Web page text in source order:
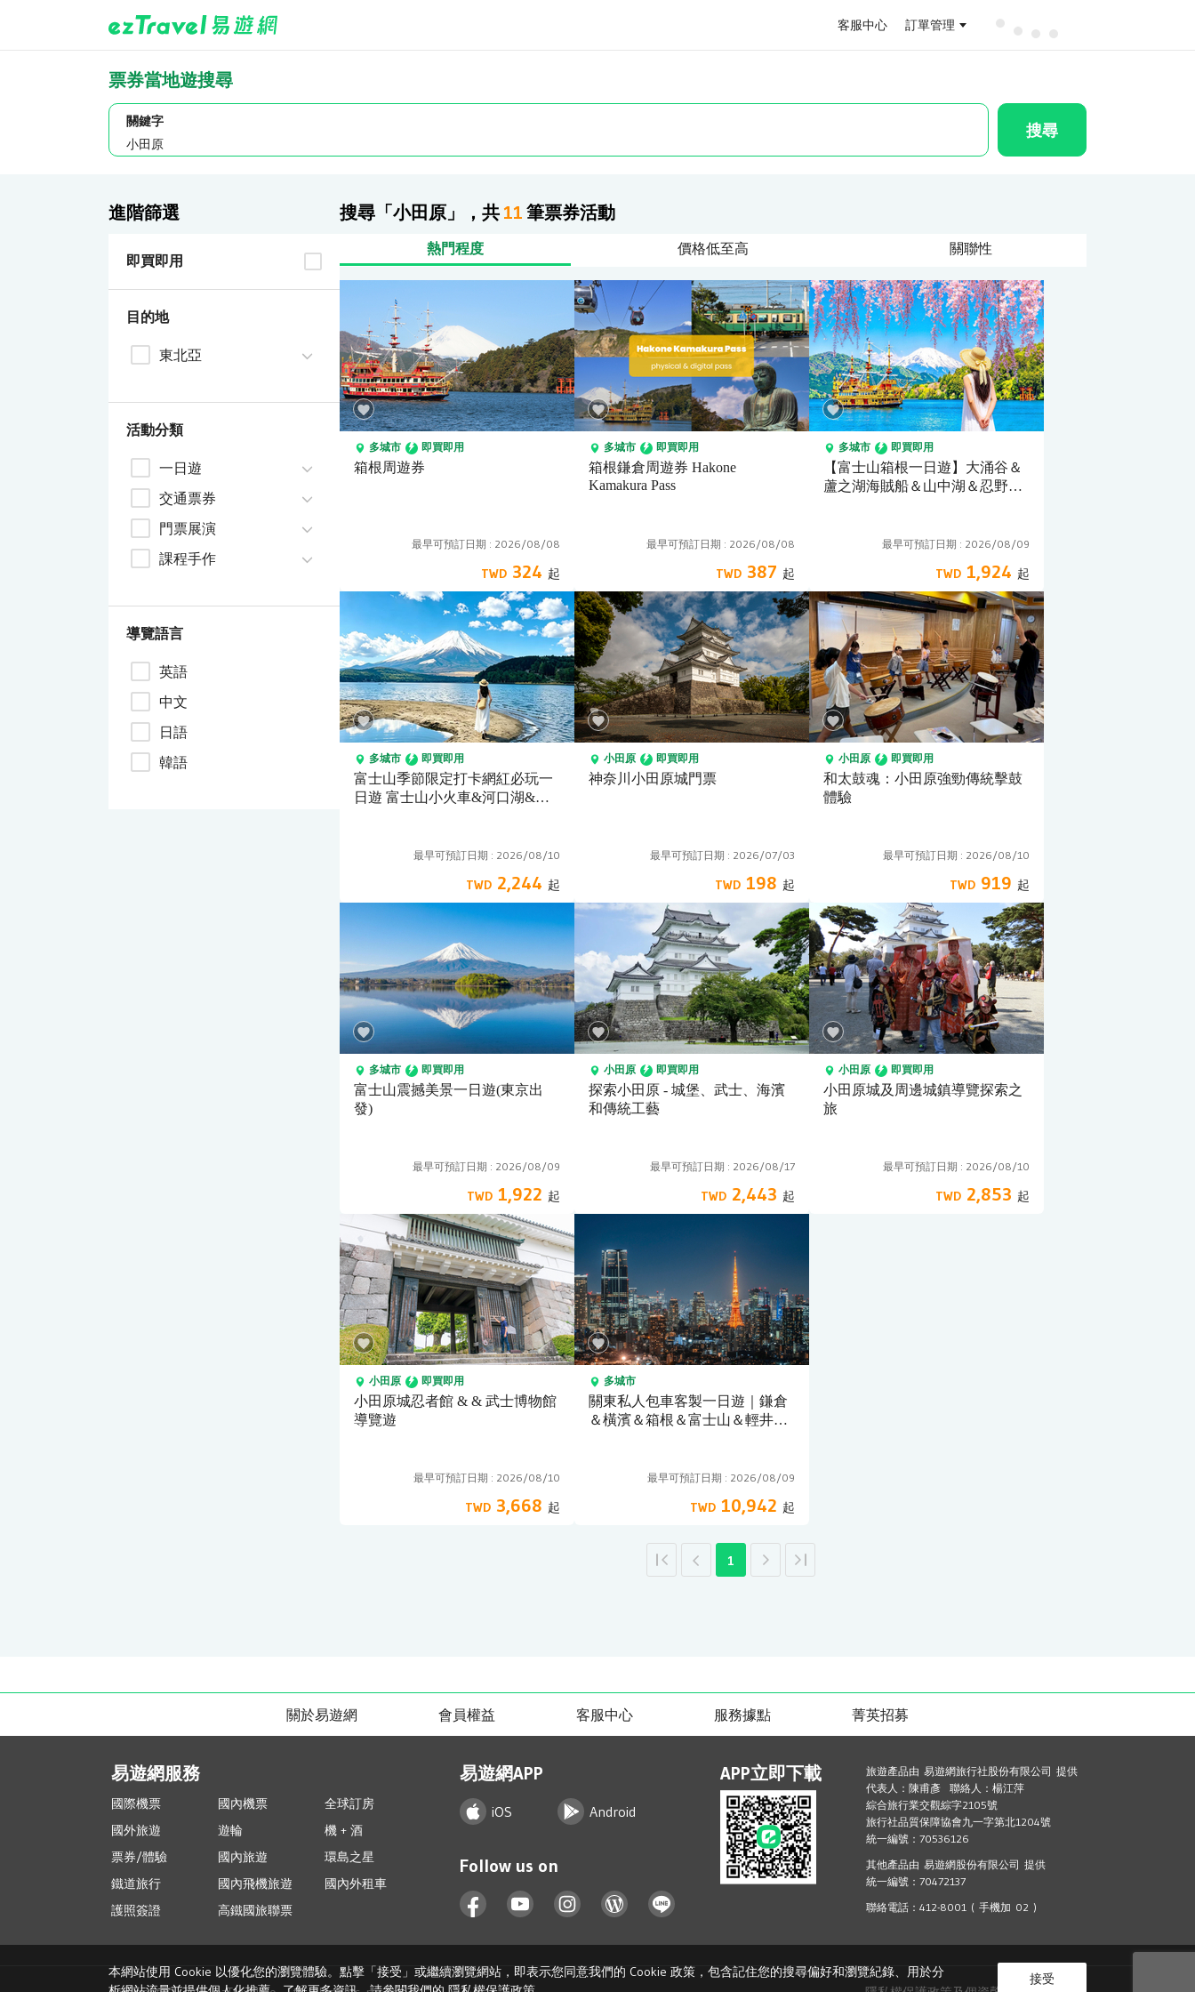
客服中心 訂單管理
票券當地遊搜尋
關鍵字 搜尋
進階篩選
即買即用
目的地
東北亞
活動分類
一日遊
交通票券
門票展演
課程手作
導覽語言
英語
中文
日語
韓語
搜尋「小田原」，共11 筆票券活動
熱門程度 價格低至高 關聯性
多城市 即買即用
箱根周遊券
最早可預訂日期 : 2026/08/08
324
多城市 即買即用
箱根鎌倉周遊券 Hakone
Kamakura Pass
最早可預訂日期 : 2026/08/08
387
多城市 即買即用
【富士山箱根一日遊】大涌谷＆
蘆之湖海賊船＆山中湖＆忍野八
最早可預訂日期 : 2026/08/09
1,924
多城市 即買即用
富士山季節限定打卡網紅必玩一
日遊 富士山小火車&河口湖&新
最早可預訂日期 : 2026/08/10
2,244
小田原 即買即用
神奈川小田原城門票
最早可預訂日期 : 2026/07/03
198
小田原 即買即用
和太鼓魂：小田原強勁傳統擊鼓
體驗
最早可預訂日期 : 2026/08/10
919
多城市 即買即用
富士山震撼美景一日遊(東京出
發)
最早可預訂日期 : 2026/08/09
1,922
小田原 即買即用
探索小田原 - 城堡、武士、海濱
和傳統工藝
最早可預訂日期 : 2026/08/17
2,443
小田原 即買即用
小田原城及周邊城鎮導覽探索之
旅
最早可預訂日期 : 2026/08/10
2,853
小田原 即買即用
小田原城忍者館 & & 武士博物館
導覽遊
最早可預訂日期 : 2026/08/10
3,668
多城市
關東私人包車客製一日遊｜鎌倉
＆橫濱＆箱根＆富士山＆輕井澤
最早可預訂日期 : 2026/08/09
10,942
1
關於易遊網 會員權益 客服中心 服務據點 菁英招募
易遊網服務
國際機票 國內機票
全球訂房
國外旅遊
遊輪
機 + 酒
票券/體驗
國內旅遊
環島之星
鐵道旅行
國內飛機旅遊
國內外租車
護照簽證
高鐵國旅聯票
易遊網APP
iOS Android
Follow us on
APP立即下載
旅遊產品由 易遊網旅行社股份有限公司 提供
代表人：陳甫彥 聯絡人：楊江萍
綜合旅行業交觀綜字2105號
旅行社品質保障協會九一字第北1204號
統一編號：70536126
其他產品由 易遊網股份有限公司 提供
統一編號：70472137
聯絡電話：412-8001 ( 手機加 02 )
本網站使用 Cookie 以優化您的瀏覽體驗。點擊「接受」或繼續瀏覽網站，即表示您同意我們的 Cookie 政策，包含記住您的搜尋偏好和瀏覽紀錄、用於分
接受